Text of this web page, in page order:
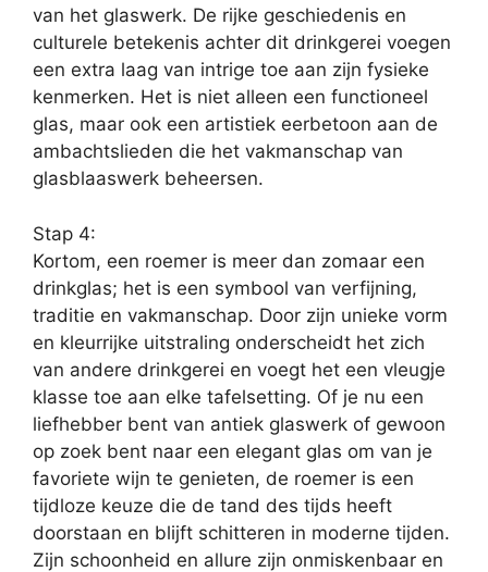
van het glaswerk. De rijke geschiedenis en
culturele betekenis achter dit drinkgerei voegen
een extra laag van intrige toe aan zijn fysieke
kenmerken. Het is niet alleen een functioneel
glas, maar ook een artistiek eerbetoon aan de
ambachtslieden die het vakmanschap van
glasblaaswerk beheersen.
Stap 4:
Kortom, een roemer is meer dan zomaar een
drinkglas; het is een symbool van verfijning,
traditie en vakmanschap. Door zijn unieke vorm
en kleurrijke uitstraling onderscheidt het zich
van andere drinkgerei en voegt het een vleugje
klasse toe aan elke tafelsetting. Of je nu een
liefhebber bent van antiek glaswerk of gewoon
op zoek bent naar een elegant glas om van je
favoriete wijn te genieten, de roemer is een
tijdloze keuze die de tand des tijds heeft
doorstaan en blijft schitteren in moderne tijden.
Zijn schoonheid en allure zijn onmiskenbaar en